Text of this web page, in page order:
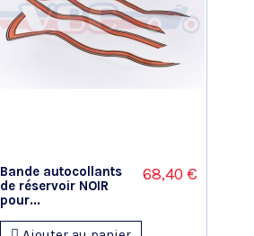
Bande autocollants
de réservoir NOIR
pour...
68,40 €